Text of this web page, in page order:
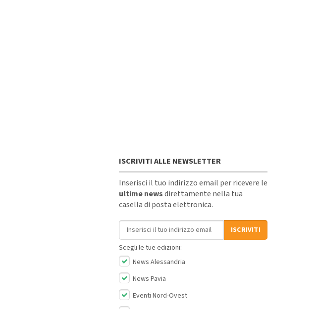
ISCRIVITI ALLE NEWSLETTER
Inserisci il tuo indirizzo email per ricevere le
ultime newsdirettamente nella tua
casella di posta elettronica.
Indirizzo email
ISCRIVITI
Scegli le tue edizioni:
News Alessandria
News Pavia
Eventi Nord-Ovest